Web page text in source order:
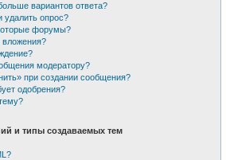
вариантов ответа?
удалить опрос?
форумы?
вложения?
модератору?
при создании сообщения?
одобрения?
и типы создаваемых тем